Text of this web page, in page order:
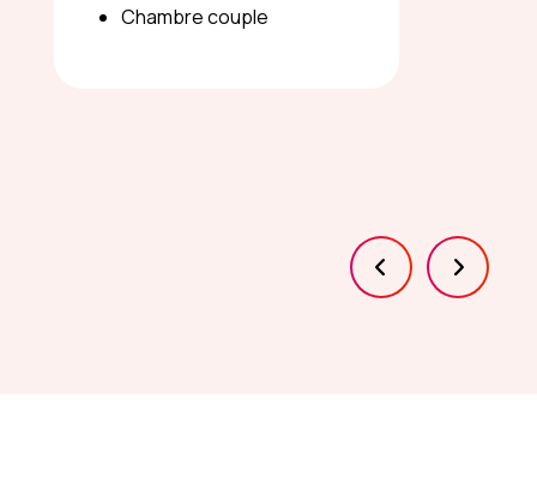
Chambre couple